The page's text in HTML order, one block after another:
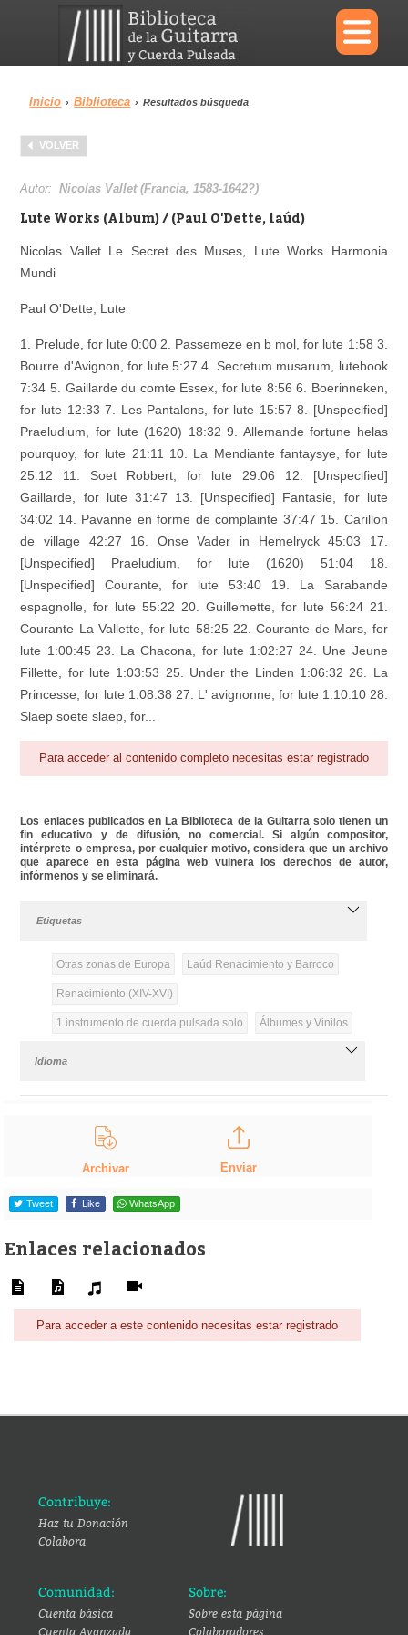
×
Menu
Biblioteca Diccionario
Área personal
Inicio › Biblioteca › Resultados búsqueda
VOLVER
Autor:Nicolas Vallet (Francia, 1583-1642?)
Lute Works (Album) / (Paul O'Dette, laúd)
Nicolas Vallet Le Secret des Muses, Lute Works Harmonia
Mundi
Paul O'Dette, Lute
1. Prelude, for lute 0:00 2. Passemeze en b mol, for lute 1:58 3.
Bourre d'Avignon, for lute 5:27 4. Secretum musarum, lutebook
7:34 5. Gaillarde du comte Essex, for lute 8:56 6. Boerinneken,
for lute 12:33 7. Les Pantalons, for lute 15:57 8. [Unspecified]
Praeludium, for lute (1620) 18:32 9. Allemande fortune helas
pourquoy, for lute 21:11 10. La Mendiante fantaysye, for lute
25:12 11. Soet Robbert, for lute 29:06 12. [Unspecified]
Gaillarde, for lute 31:47 13. [Unspecified] Fantasie, for lute
34:02 14. Pavanne en forme de complainte 37:47 15. Carillon
de village 42:27 16. Onse Vader in Hemelryck 45:03 17.
[Unspecified] Praeludium, for lute (1620) 51:04 18.
[Unspecified] Courante, for lute 53:40 19. La Sarabande
espagnolle, for lute 55:22 20. Guillemette, for lute 56:24 21.
Courante La Vallette, for lute 58:25 22. Courante de Mars, for
lute 1:00:45 23. La Chacona, for lute 1:02:27 24. Une Jeune
Fillette, for lute 1:03:53 25. Under the Linden 1:06:32 26. La
Princesse, for lute 1:08:38 27. L' avignonne, for lute 1:10:10 28.
Slaep soete slaep, for...
Para acceder al contenido completo necesitas estar registrado
Los enlaces publicados en La Biblioteca de la Guitarra solo tienen un
fin educativo y de difusión, no comercial. Si algún compositor,
intérprete o empresa, por cualquier motivo, considera que un archivo
que aparece en esta página web vulnera los derechos de autor,
infórmenos y se eliminará.
Etiquetas
Otras zonas de Europa Laúd Renacimiento y Barroco
Renacimiento (XIV-XVI)
1 instrumento de cuerda pulsada solo Álbumes y Vinilos
Idioma
Archivar Enviar
Tweet Like WhatsApp
Enlaces relacionados
Para acceder a este contenido necesitas estar registrado
Contribuye:
Haz tu Donación
Colabora
Comunidad:
Cuenta básica
Cuenta Avanzada
Sobre:
Sobre esta página
Colaboradores